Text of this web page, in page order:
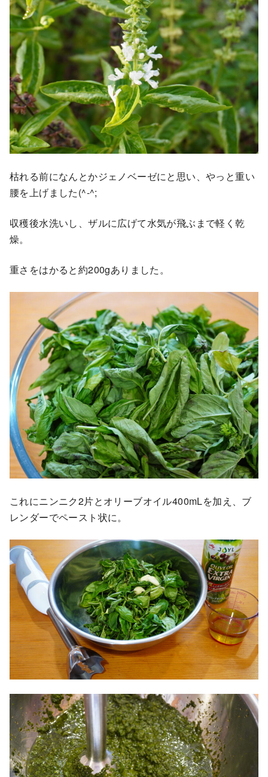
枯れる前になんとかジェノベーゼにと思い、やっと重い
腰を上げました(^-^;
収穫後水洗いし、ザルに広げて水気が飛ぶまで軽く乾
燥。
重さをはかると約200gありました。
これにニンニク2片とオリーブオイル400mLを加え、ブ
レンダーでペースト状に。